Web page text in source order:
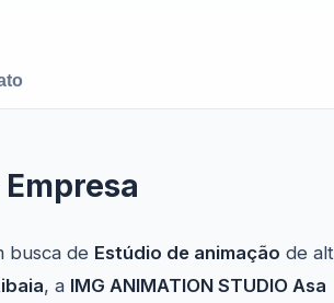
busca de Estúdio de animação de
, a IMG ANIMATION STUDIO Asa